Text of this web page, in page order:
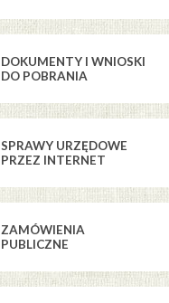
DOKUMENTY I WNIOSKI
DO POBRANIA
SPRAWY URZĘDOWE
PRZEZ INTERNET
ZAMÓWIENIA
PUBLICZNE